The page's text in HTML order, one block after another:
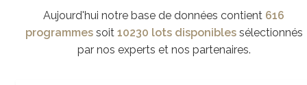
Aujourd'hui notre base de données contient 616
programmessoit 10230 lots disponiblessélectionnés
par nos experts et nos partenaires.